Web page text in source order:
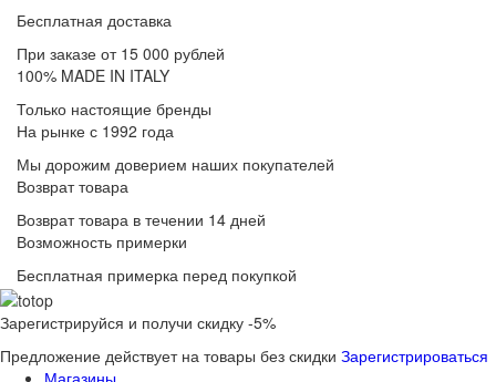
Бесплатная доставка
При заказе от 15 000 рублей
100% MADE IN ITALY
Только настоящие бренды
На рынке с 1992 года
Мы дорожим доверием наших покупателей
Возврат товара
Возврат товара в течении 14 дней
Возможность примерки
Бесплатная примерка перед покупкой
Зарегистрируйся и получи скидку -5%
Предложение действует на товары без скидки Зарегистрироваться
Магазины